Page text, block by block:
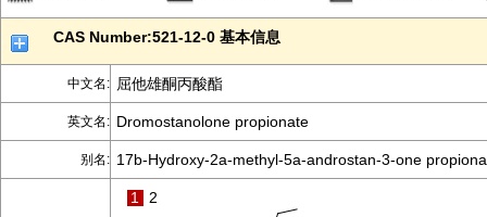
CAS Number:521-12-0 基本信息
中文名: 屈他雄酮丙酸酯
英文名: Dromostanolone propionate
别名: 17b-Hydroxy-2a-methyl-5a-androstan-3-one
1 2